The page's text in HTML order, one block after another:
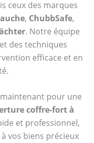
ceux des marques
, ChubbSafe,
. Notre équipe
des techniques
efficace et en
pour une
coffre-fort à
et professionnel,
vos biens précieux